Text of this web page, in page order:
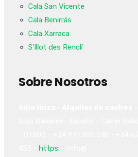
Cala San Vicente
Cala Benirrás
Cala Xarraca
S'Illot des Renclí
Sobre Nosotros
https: